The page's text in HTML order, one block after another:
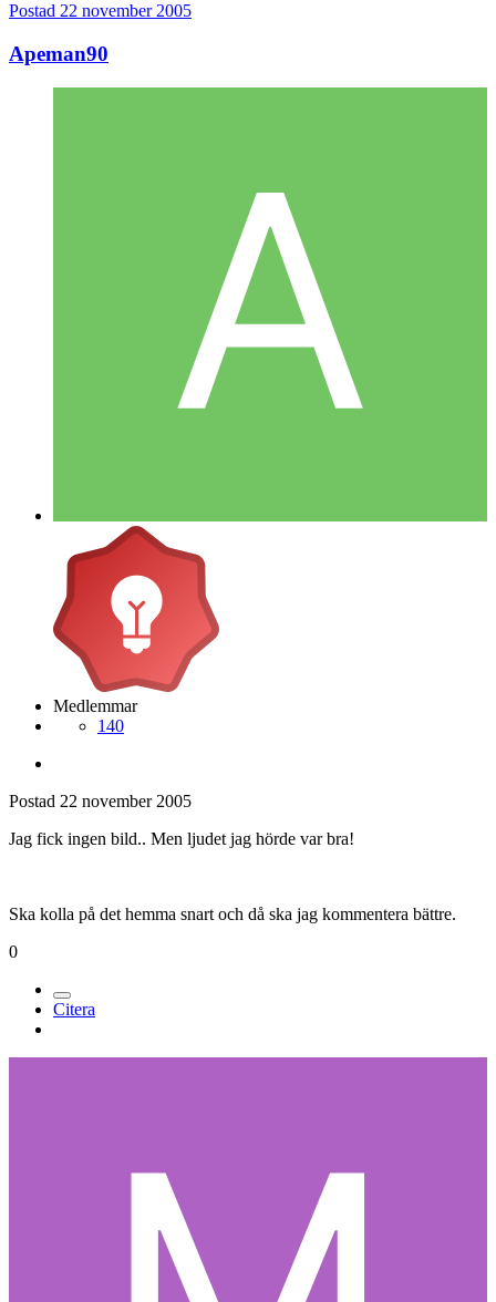
Postad 22 november 2005
Apeman90
Medlemmar
140
Postad 22 november 2005
Jag fick ingen bild.. Men ljudet jag hörde var bra!
Ska kolla på det hemma snart och då ska jag kommentera bättre.
0
Citera